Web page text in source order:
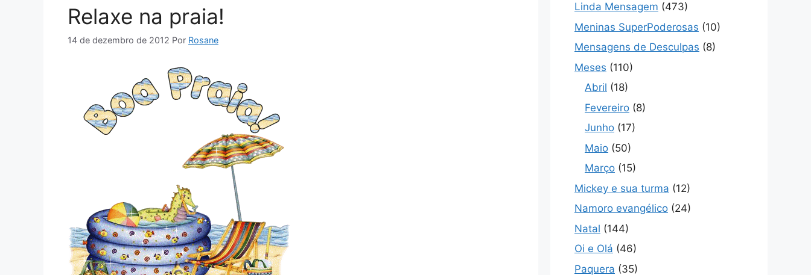
Relaxe na praia!
14 de dezembro de 2012 Por Rosane
Linda Mensagem (473)
Meninas SuperPoderosas (10)
Mensagens de Desculpas (8)
Meses (110)
Abril (18)
Fevereiro (8)
Junho (17)
Maio (50)
Março (15)
Mickey e sua turma (12)
Namoro evangélico (24)
Natal (144)
Oi e Olá (46)
Paquera (35)